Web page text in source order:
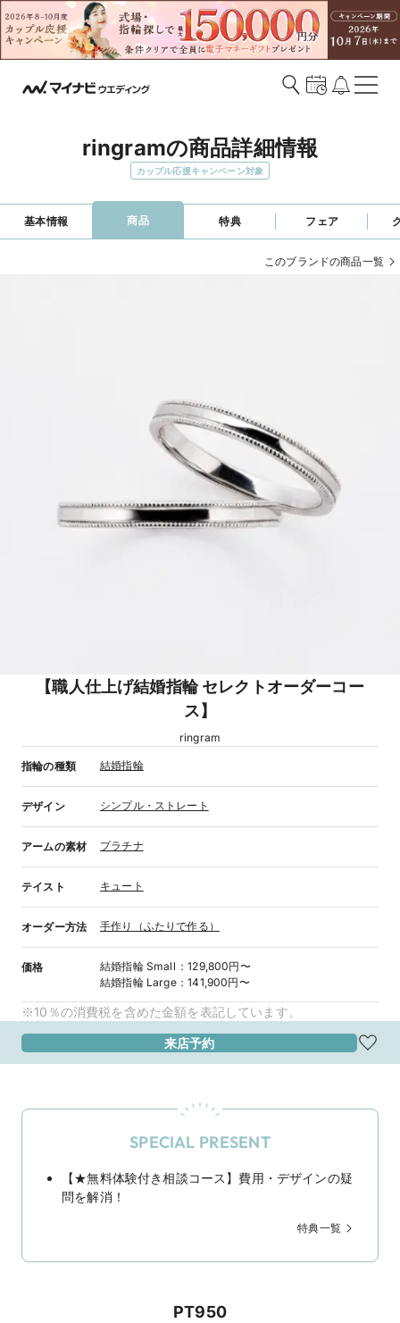
ringramの商品詳細情報
カップル応援キャンペーン対象
基本情報 商品 特典 フェア
このブランドの商品一覧
【職人仕上げ結婚指輪 セレクトオーダーコー
ス】
ringram
指輪の種類 結婚指輪
デザイン シンプル・ストレート
アームの素材 プラチナ
テイスト キュート
オーダー方法 手作り（ふたりで作る）
価格 結婚指輪 Small ：129,800円〜
結婚指輪 Large ：141,900円〜
※10％の消費税を含めた金額を表記しています。
来店予約
SPECIAL PRESENT
【★無料体験付き相談コース】費用・デザインの疑
問を解消！
特典一覧
PT950